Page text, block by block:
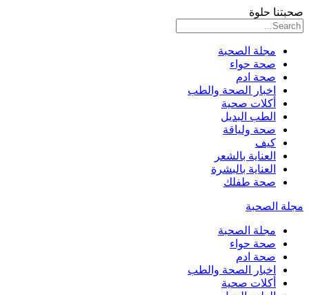
صحبتنا حلوة
مجلة الصحبة
صحة حواء
صحة ادم
اخبار الصحة والطب
أكلات صحية
الطب البديل
صحة ولياقة
كيف
العناية بالشعر
العناية بالبشرة
صحة طفلك
مجلة الصحبة
مجلة الصحبة
صحة حواء
صحة ادم
اخبار الصحة والطب
أكلات صحية